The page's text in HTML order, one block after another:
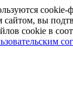
сайтом, вы
cookie в